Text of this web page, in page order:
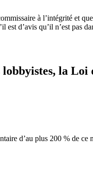
à l’intégrité et
d’avis qu’il n’est pas
la Loi
d’au plus 200 % de